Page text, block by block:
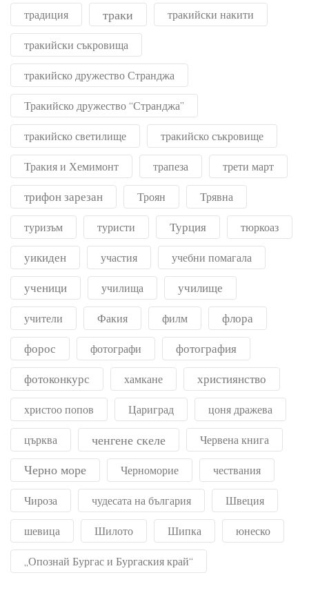
традиция траки тракийски накити
тракийски съкровища
тракийско дружество Странджа
Тракийско дружество “Странджа”
тракийско светилище тракийско съкровище
Тракия и Хемимонт трапеза трети март
трифон зарезан Троян Трявна
туризъм туристи Турция тюркоаз
уикиден участия учебни помагала
ученици училища училище
учители Факия филм флора
форос фотографи фотография
фотоконкурс хамкане християнство
христоо попов Цариград цоня дражева
църква ченгене скеле Червена книга
Черно море Черноморие чествания
Чироза чудесата на българия Швеция
шевица Шилото Шипка юнеско
„Опознай Бургас и Бургаския край“